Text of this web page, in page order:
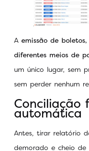
A emissão de
diferentes meios de
um único lugar, sem
sem perder nenhum
Conciliação
automática
Antes, tirar relatório
demorado e cheio